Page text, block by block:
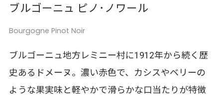
ブルゴーニュ ピノ･ノワール
Bourgogne Pinot Noir
ブルゴーニュ地方レミニー村に1912年から続く歴
史あるドメーヌ。濃い赤色で、カシスやベリーの
ような果実味と軽やかで滑らかな口当たりが特徴